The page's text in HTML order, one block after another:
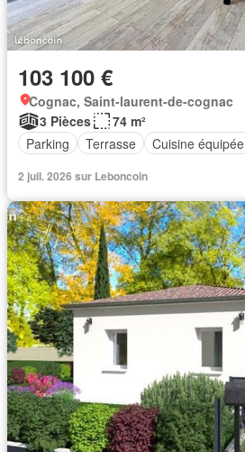
103 100 €
Cognac, Saint-laurent-de-cognac
3 Pièces
74 m²
Parking
Terrasse Cuisine équipée
2 juil. 2026 sur Leboncoin